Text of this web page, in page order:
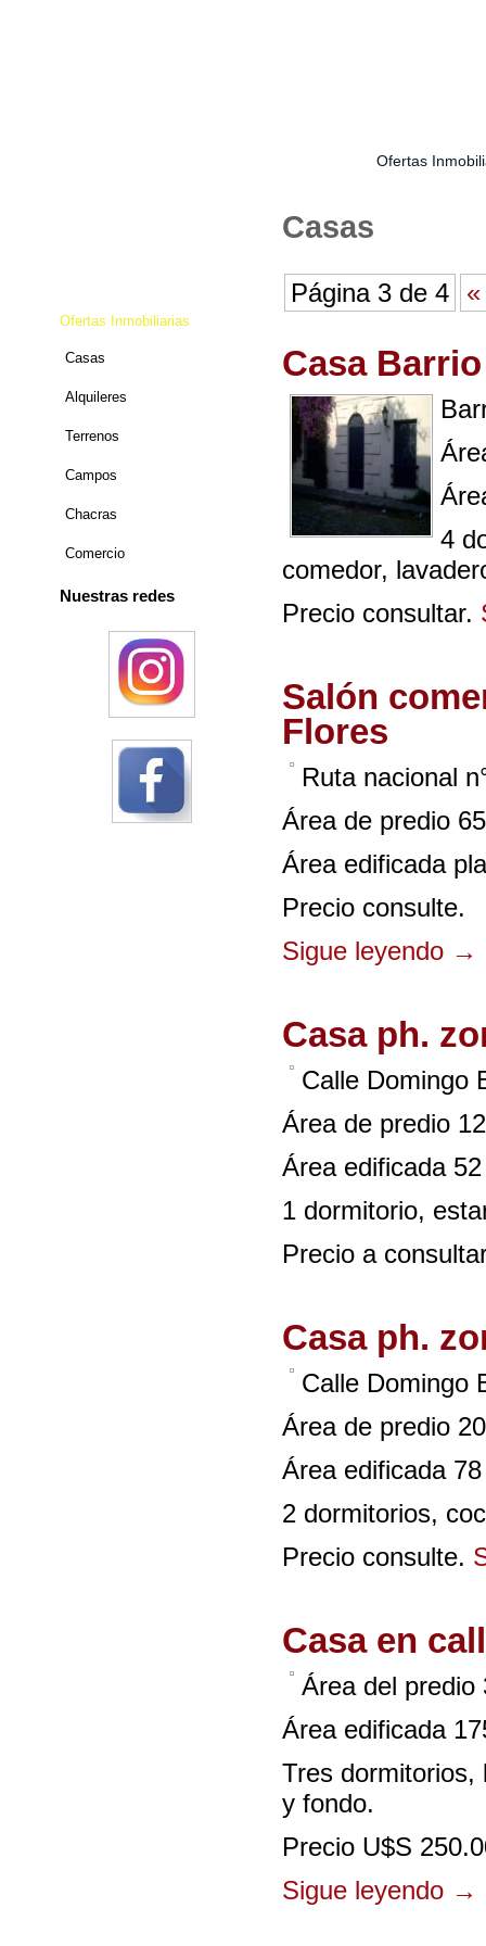
Ofertas
Ofertas Inmobiliarias
Casas
Alquileres
Terrenos
Campos
Chacras
Comercio
Nuestras redes
Casas
Página 3 de 4 «
Casa
4
comedor,
Precio consultar.
Salón
Flores
Ruta nacional
Área de predio
Área edificada
Precio consulte.
Sigue leyendo →
Casa ph.
Calle Domingo
Área de predio
Área edificada
1 dormitorio,
Precio a
Casa ph.
Calle Domingo
Área de predio
Área edificada
2 dormitorios,
Precio consulte.
Casa en
Área del predio
Área edificada
Tres dormitorios,
y fondo.
Precio U$S
Sigue leyendo →